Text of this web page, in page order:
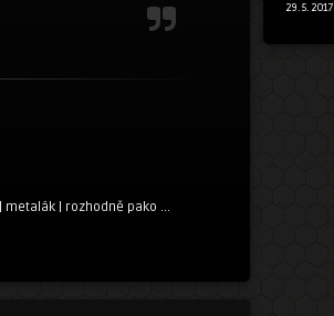
| rozhodně pako ...
29. 5. 2017